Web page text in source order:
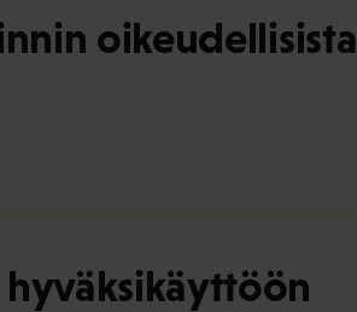
oikeudellisista